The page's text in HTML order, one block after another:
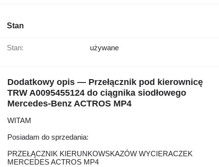
Stan
Stan: używane
Dodatkowy opis — Przełącznik pod kierownicę
TRW A0095455124 do ciągnika siodłowego
Mercedes-Benz ACTROS MP4
WITAM
Posiadam do sprzedania:
PRZEŁĄCZNIK KIERUNKOWSKAZÓW WYCIERACZEK
MERCEDES ACTROS MP4